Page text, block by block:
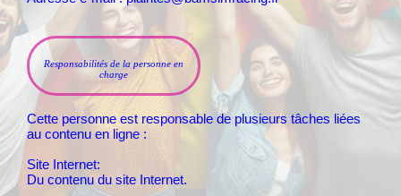
Responsabilités de la personne en
charge
Cette personne est responsable de plusieurs tâches liées
au contenu en ligne :
Site Internet:
Du contenu du site Internet.